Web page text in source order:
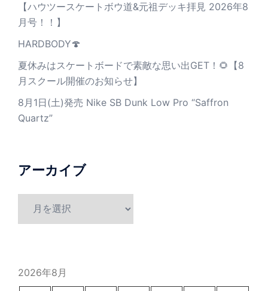
【ハウツースケートボウ道&元祖デッキ拝見 2026年8
月号！！】
HARDBODY🍄
夏休みはスケートボードで素敵な思い出GET！🌻【8
月スクール開催のお知らせ】
8月1日(土)発売 Nike SB Dunk Low Pro “Saffron
Quartz”
アーカイブ
2026年8月